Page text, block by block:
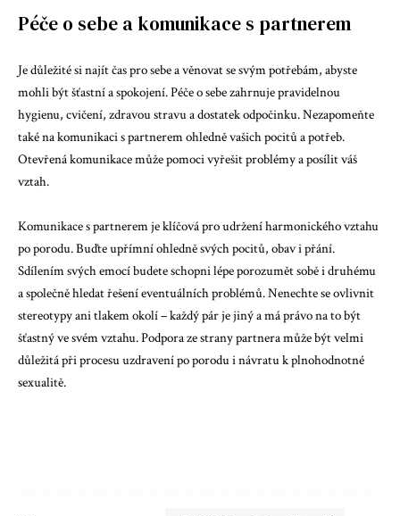
Péče o sebe a komunikace s partnerem
Je důležité si najít čas pro sebe a věnovat se svým potřebám, abyste
mohli být šťastní a spokojení. Péče o sebe zahrnuje pravidelnou
hygienu, cvičení, zdravou stravu a dostatek odpočinku. Nezapomeňte
také na komunikaci s partnerem ohledně vašich pocitů a potřeb.
Otevřená komunikace může pomoci vyřešit problémy a posílit váš
vztah.
Komunikace s partnerem je klíčová pro udržení harmonického vztahu
po porodu. Buďte upřímní ohledně svých pocitů, obav i přání.
Sdílením svých emocí budete schopni lépe porozumět sobě i druhému
a společně hledat řešení eventuálních problémů. Nenechte se ovlivnit
stereotypy ani tlakem okolí – každý pár je jiný a má právo na to být
šťastný ve svém vztahu. Podpora ze strany partnera může být velmi
důležitá při procesu uzdravení po porodu i návratu k plnohodnotné
sexualitě.